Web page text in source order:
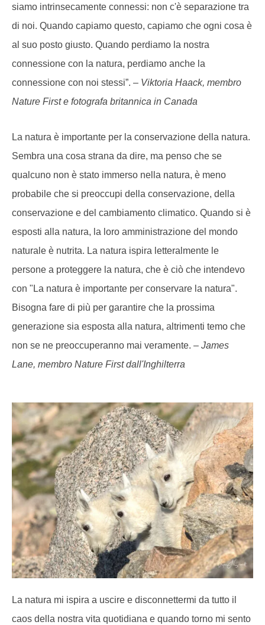
siamo intrinsecamente connessi: non c'è separazione tra
di noi. Quando capiamo questo, capiamo che ogni cosa è
al suo posto giusto. Quando perdiamo la nostra
connessione con la natura, perdiamo anche la
connessione con noi stessi”. – Viktoria Haack, membro
Nature First e fotografa britannica in Canada
La natura è importante per la conservazione della natura.
Sembra una cosa strana da dire, ma penso che se
qualcuno non è stato immerso nella natura, è meno
probabile che si preoccupi della conservazione, della
conservazione e del cambiamento climatico. Quando si è
esposti alla natura, la loro amministrazione del mondo
naturale è nutrita. La natura ispira letteralmente le
persone a proteggere la natura, che è ciò che intendevo
con "La natura è importante per conservare la natura".
Bisogna fare di più per garantire che la prossima
generazione sia esposta alla natura, altrimenti temo che
non se ne preoccuperanno mai veramente. – James
Lane, membro Nature First dall'Inghilterra
La natura mi ispira a uscire e disconnettermi da tutto il
caos della nostra vita quotidiana e quando torno mi sento